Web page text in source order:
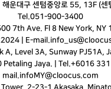
운대구 센텀중앙로 55, 13F (센
Tel.051-900-3400
7th Ave. Fl 8 New York, NY
| E-mail.
A, Level 3A, Sunway PJ51A,
Petaling Jaya. | Tel.+6016
mail.infoMY@cloocus.com
2-23-1 Akasaka,